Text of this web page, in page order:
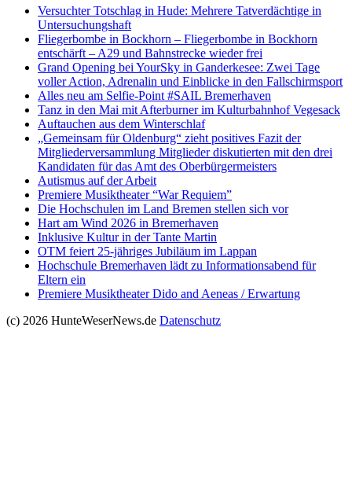
Versucht­er Totschlag in Hude: Mehrere Tatverdächtige in
Untersuchungshaft
Fliegerbombe in Bockhorn – Fliegerbombe in Bockhorn
entschärft – A29 und Bahnstrecke wieder frei
Grand Opening bei YourSky in Ganderkesee: Zwei Tage
voller Action, Adrenalin und Einblicke in den Fallschirmsport
Alles neu am Selfie-Point #SAIL Bremerhaven
Tanz in den Mai mit Afterburner im Kulturbahnhof Vegesack
Auftauchen aus dem Winterschlaf
„Gemeinsam für Oldenburg“ zieht positives Fazit der
Mitgliederversammlung Mitglieder diskutierten mit den drei
Kandidaten für das Amt des Oberbürgermeisters
Autismus auf der Arbeit
Premiere Musiktheater “War Requiem”
Die Hochschulen im Land Bremen stellen sich vor
Hart am Wind 2026 in Bremerhaven
Inklusive Kultur in der Tante Martin
OTM feiert 25-jähriges Jubiläum im Lappan
Hochschule Bremerhaven lädt zu Informationsabend für
Eltern ein
Premiere Musiktheater Dido and Aeneas / Erwartung
(c) 2026 HunteWeserNews.de Datenschutz